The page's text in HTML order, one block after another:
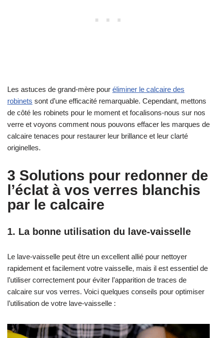
Les astuces de grand-mère pour éliminer le calcaire des
robinets sont d’une efficacité remarquable. Cependant, mettons
de côté les robinets pour le moment et focalisons-nous sur nos
verre et voyons comment nous pouvons effacer les marques de
calcaire tenaces pour restaurer leur brillance et leur clarté
originelles.
3 Solutions pour redonner de
l’éclat à vos verres blanchis
par le calcaire
1. La bonne utilisation du lave-vaisselle
Le lave-vaisselle peut être un excellent allié pour nettoyer
rapidement et facilement votre vaisselle, mais il est essentiel de
l’utiliser correctement pour éviter l’apparition de traces de
calcaire sur vos verres. Voici quelques conseils pour optimiser
l’utilisation de votre lave-vaisselle :